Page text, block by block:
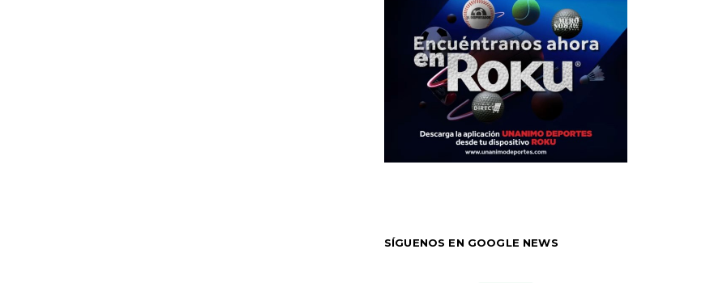
SÍGUENOS EN GOOGLE NEWS